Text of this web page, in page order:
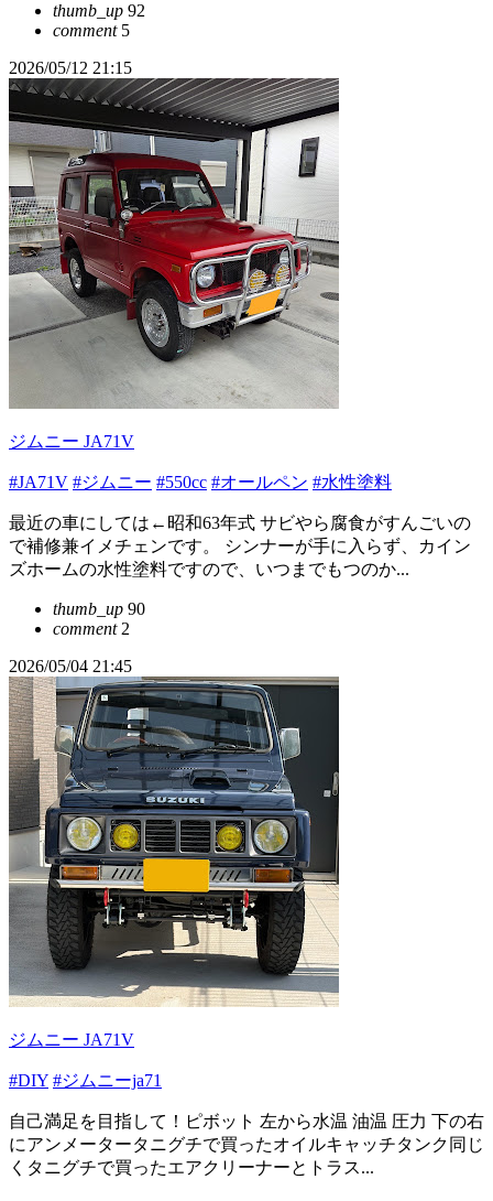
thumb_up 92
comment5
2026/05/12 21:15
ジムニー JA71V
#JA71V #ジムニー #550cc #オールペン #水性塗料
最近の車にしては←昭和63年式 サビやら腐食がすんごいの
で補修兼イメチェンです。 シンナーが手に入らず、カイン
ズホームの水性塗料ですので、いつまでもつのか...
thumb_up 90
comment2
2026/05/04 21:45
ジムニー JA71V
#DIY #ジムニーja71
自己満足を目指して！ピボット 左から水温 油温 圧力 下の右
にアンメータータニグチで買ったオイルキャッチタンク同じ
くタニグチで買ったエアクリーナーとトラス...